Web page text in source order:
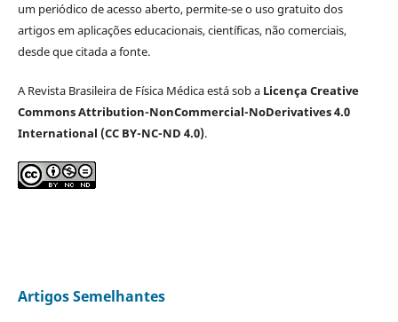
um periódico de acesso aberto, permite-se o uso gratuito dos
artigos em aplicações educacionais, científicas, não comerciais,
desde que citada a fonte.
A Revista Brasileira de Física Médica está sob a Licença Creative
Commons Attribution-NonCommercial-NoDerivatives 4.0
International (CC BY-NC-ND 4.0).
Artigos Semelhantes